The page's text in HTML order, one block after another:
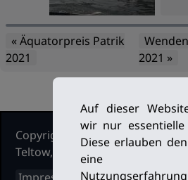
« Äquatorpreis Patrik
2021
2021 »
Copyright Ruderclub
Teltow, 2026. Alle Rechte
Auf dieser
wir nur essentielle
Diese erlauben
eine